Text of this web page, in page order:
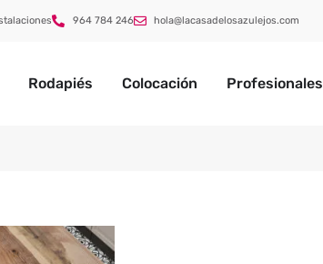
964 784 246 hola@lacasadelosazulejos.com
Rodapiés Colocación Profesionales